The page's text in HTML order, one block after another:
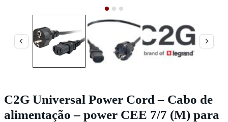
C2G Universal Power Cord – Cabo de
alimentação – power CEE 7/7 (M) para